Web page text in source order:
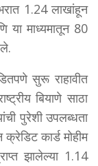
1.24 लाखांहून
माध्यमातून 80
सुरू राहावीत
बियाणे साठा
पुरेशी उपलब्धता
कार्ड मोहीम
झालेल्या 1.14